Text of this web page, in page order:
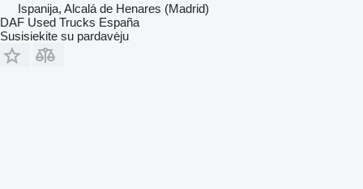
Ispanija, Alcalá de Henares (Madrid)
DAF Used Trucks España
Susisiekite su pardavėju